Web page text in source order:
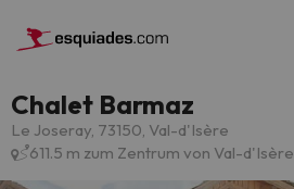
Chalet Barmaz
Le Joseray, 73150, Val-d'Isère
611.5 m zum Zentrum von Val-d'Isère